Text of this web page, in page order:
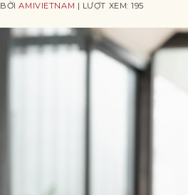
BỞIAMIVIETNAM | LƯỢT XEM: 195